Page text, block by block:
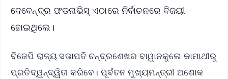
ଦେବେନ୍ଦ୍ର ଫଡନାଭିସ୍ ଏଠାରେ ନିର୍ବାଚନରେ ​​ବିଜୟୀ
ହୋଇଥିଲେ।
ବିଜେପି ରାଜ୍ୟ ସଭାପତି ଚନ୍ଦ୍ରଶେଖର ବାୱାନକୁଲେ କାମାଥୀରୁ
ପ୍ରତିଦ୍ୱନ୍ଦ୍ୱିତା କରିବେ। ପୂର୍ବତନ ମୁଖ୍ୟମନ୍ତ୍ରୀ ଅଶୋକ